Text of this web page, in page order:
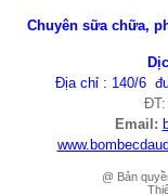
Chuyên sữa chữa,
Địa chỉ : 140/6
ĐT:
Email:
@ Bản